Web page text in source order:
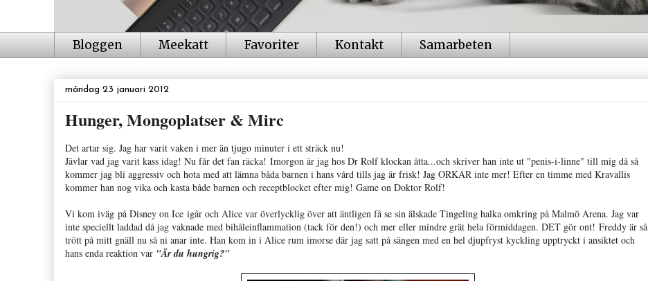
Bloggen Meekatt Favoriter Kontakt Samarbeten
måndag 23 januari 2012
Hunger, Mongoplatser & Mirc
Det artar sig. Jag har varit vaken i mer än tjugo minuter i ett sträck nu!
Jävlar vad jag varit kass idag! Nu får det fan räcka! Imorgon är jag hos Dr Rolf klockan åtta...och skriver han inte ut "penis-i-linne" till mig då så
kommer jag bli aggressiv och hota med att lämna båda barnen i hans vård tills jag är frisk! Jag ORKAR inte mer! Efter en timme med Kravallis
kommer han nog vika och kasta både barnen och receptblocket efter mig! Game on Doktor Rolf!
Vi kom iväg på Disney on Ice igår och Alice var överlycklig över att äntligen få se sin älskade Tingeling halka omkring på Malmö Arena. Jag var
inte speciellt laddad då jag vaknade med bihåleinflammation (tack för den!) och mer eller mindre grät hela förmiddagen. DET gör ont! Freddy är så
trött på mitt gnäll nu så ni anar inte. Han kom in i Alice rum imorse där jag satt på sängen med en hel djupfryst kyckling upptryckt i ansiktet och
hans enda reaktion var "Är du hungrig?"